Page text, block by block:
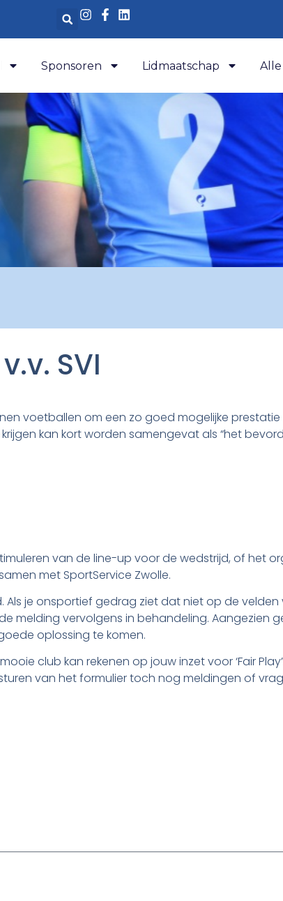
Sponsoren Lidmaatschap
SVI
voetballen om een zo goed mogelijke prestatie
kan kort worden samengevat als “het
van de line-up voor de wedstrijd, of het
met SportService Zwolle.
je onsportief gedrag ziet dat niet op de velden
melding vervolgens in behandeling. Aangezien
oplossing te komen.
club kan rekenen op jouw inzet voor ‘Fair
van het formulier toch nog meldingen of